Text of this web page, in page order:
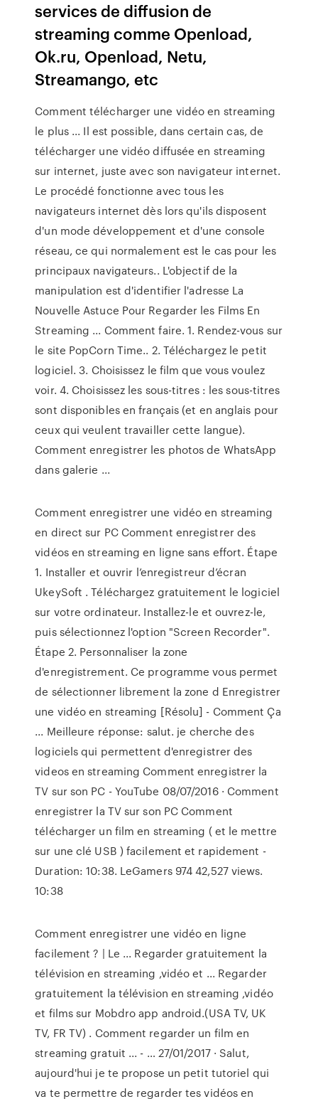
services de diffusion de
streaming comme Openload,
Ok.ru, Openload, Netu,
Streamango, etc
Comment télécharger une vidéo en streaming
le plus ... Il est possible, dans certain cas, de
télécharger une vidéo diffusée en streaming
sur internet, juste avec son navigateur internet.
Le procédé fonctionne avec tous les
navigateurs internet dès lors qu'ils disposent
d'un mode développement et d'une console
réseau, ce qui normalement est le cas pour les
principaux navigateurs.. L'objectif de la
manipulation est d'identifier l'adresse La
Nouvelle Astuce Pour Regarder les Films En
Streaming ... Comment faire. 1. Rendez-vous sur
le site PopCorn Time.. 2. Téléchargez le petit
logiciel. 3. Choisissez le film que vous voulez
voir. 4. Choisissez les sous-titres : les sous-titres
sont disponibles en français (et en anglais pour
ceux qui veulent travailler cette langue).
Comment enregistrer les photos de WhatsApp
dans galerie ...
Comment enregistrer une vidéo en streaming
en direct sur PC Comment enregistrer des
vidéos en streaming en ligne sans effort. Étape
1. Installer et ouvrir l’enregistreur d’écran
UkeySoft . Téléchargez gratuitement le logiciel
sur votre ordinateur. Installez-le et ouvrez-le,
puis sélectionnez l'option "Screen Recorder".
Étape 2. Personnaliser la zone
d'enregistrement. Ce programme vous permet
de sélectionner librement la zone d Enregistrer
une vidéo en streaming [Résolu] - Comment Ça
... Meilleure réponse: salut. je cherche des
logiciels qui permettent d'enregistrer des
videos en streaming Comment enregistrer la
TV sur son PC - YouTube 08/07/2016 · Comment
enregistrer la TV sur son PC Comment
télécharger un film en streaming ( et le mettre
sur une clé USB ) facilement et rapidement -
Duration: 10:38. LeGamers 974 42,527 views.
10:38
Comment enregistrer une vidéo en ligne
facilement ? | Le ... Regarder gratuitement la
télévision en streaming ,vidéo et ... Regarder
gratuitement la télévision en streaming ,vidéo
et films sur Mobdro app android.(USA TV, UK
TV, FR TV) . Comment regarder un film en
streaming gratuit ... - … 27/01/2017 · Salut,
aujourd'hui je te propose un petit tutoriel qui
va te permettre de regarder tes vidéos en